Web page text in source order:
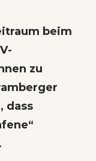
beim
zu
dass